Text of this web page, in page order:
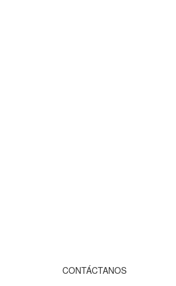
CONTÁCTANOS